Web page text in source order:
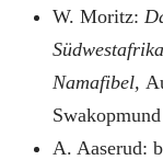
W. Moritz:
Namafibel,
A. Aaserud: